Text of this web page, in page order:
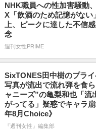
NHK職員への性加害騒動
X「飲酒のため記憶がない
上、ピークに達した不信
念
週刊女性PRIME
SixTONES田中樹のプラ
写真が流出で流れ弾を食
ャニーズ”の亀梨和也「流
がってる」疑惑でキャラ
年8月Choice》
『週刊女性』編集部